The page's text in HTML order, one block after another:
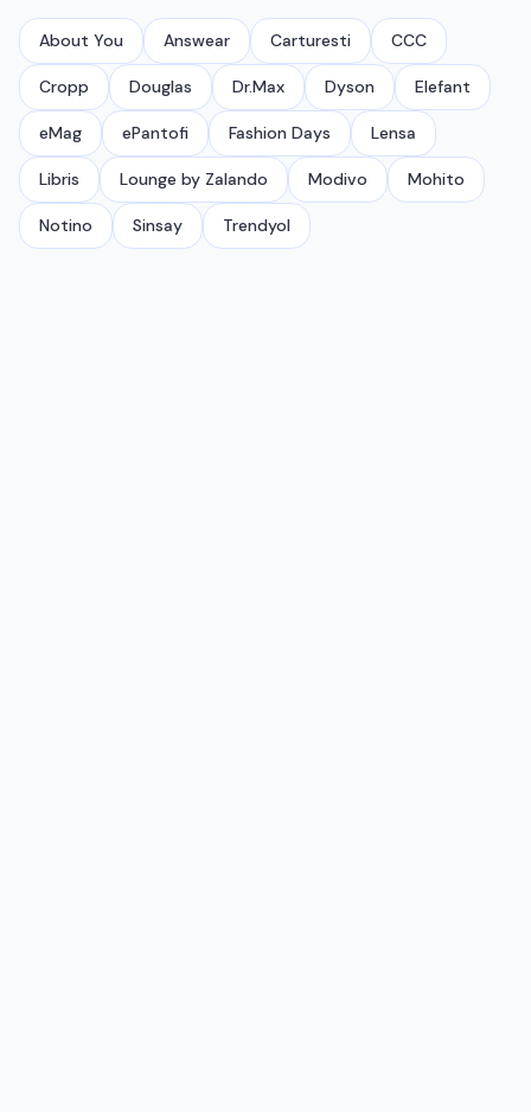
About You Answear Carturesti CCC
Cropp Douglas Dr.Max Dyson Elefant
eMag ePantofi Fashion Days Lensa
Libris Lounge by Zalando Modivo Mohito
Notino Sinsay Trendyol